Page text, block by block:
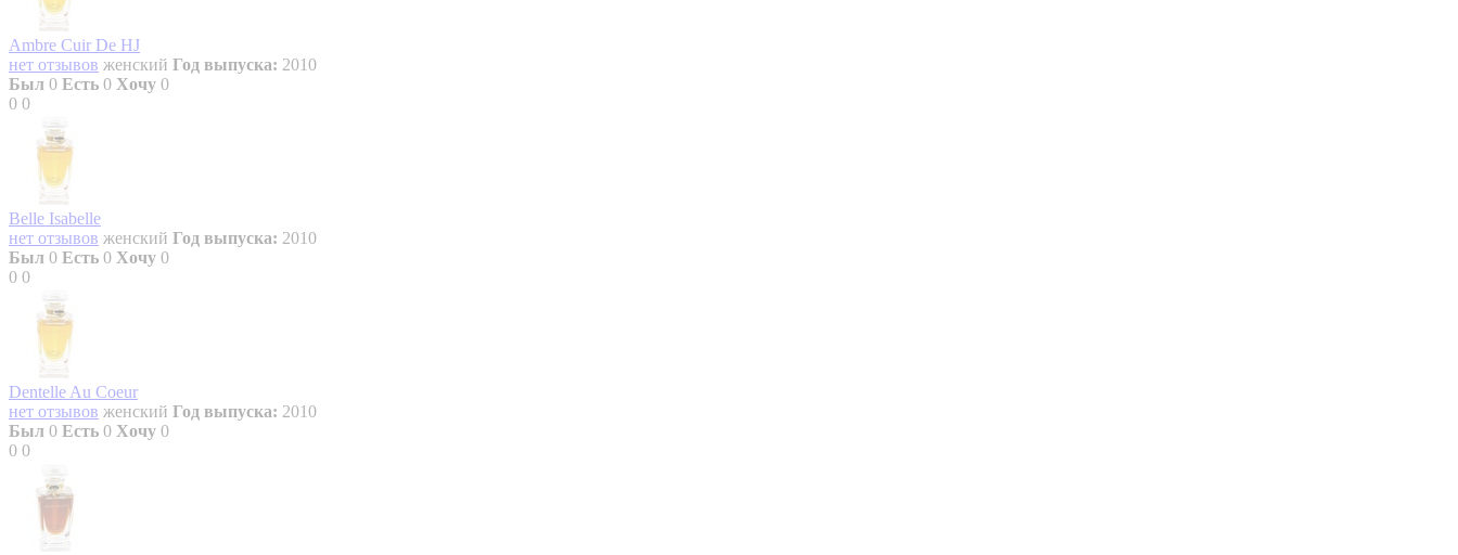
Ambre Cuir De HJ
нет отзывов женский Год выпуска: 2010
Был 0 Есть 0 Хочу 0
0 0
Belle Isabelle
нет отзывов женский Год выпуска: 2010
Был 0 Есть 0 Хочу 0
0 0
Dentelle Au Coeur
нет отзывов женский Год выпуска: 2010
Был 0 Есть 0 Хочу 0
0 0